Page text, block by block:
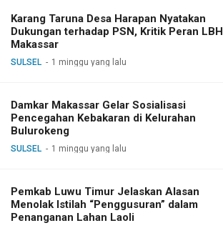
Karang Taruna Desa Harapan Nyatakan
Dukungan terhadap PSN, Kritik Peran LBH
Makassar
SULSEL 1 minggu yang lalu
Damkar Makassar Gelar Sosialisasi
Pencegahan Kebakaran di Kelurahan
Bulurokeng
SULSEL 1 minggu yang lalu
Pemkab Luwu Timur Jelaskan Alasan
Menolak Istilah “Penggusuran” dalam
Penanganan Lahan Laoli